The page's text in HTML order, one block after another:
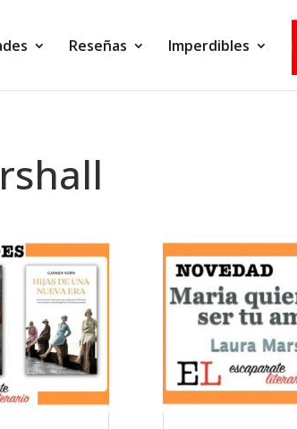
Reseñas Imperdibles